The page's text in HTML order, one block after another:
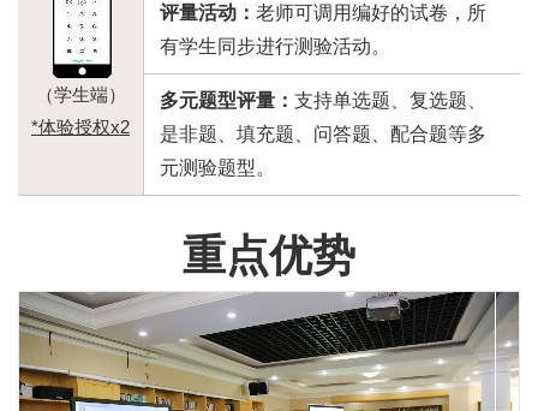
（学生端）
*体验授权x2
评量活动： 老师可调用编好的试卷，所
有学生同步进行测验活动。
多元题型评量： 支持单选题、复选题、
是非题、填充题、问答题、配合题等多
元测验题型。
重点优势